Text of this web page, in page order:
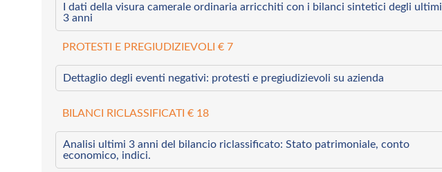
I dati della visura camerale ordinaria arricchiti con i bilanci sintetici degli ultimi
3 anni
PROTESTI E PREGIUDIZIEVOLI € 7
Dettaglio degli eventi negativi: protesti e pregiudizievoli su azienda
BILANCI RICLASSIFICATI € 18
Analisi ultimi 3 anni del bilancio riclassificato: Stato patrimoniale, conto
economico, indici.